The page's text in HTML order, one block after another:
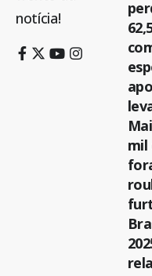
notícia!
mil